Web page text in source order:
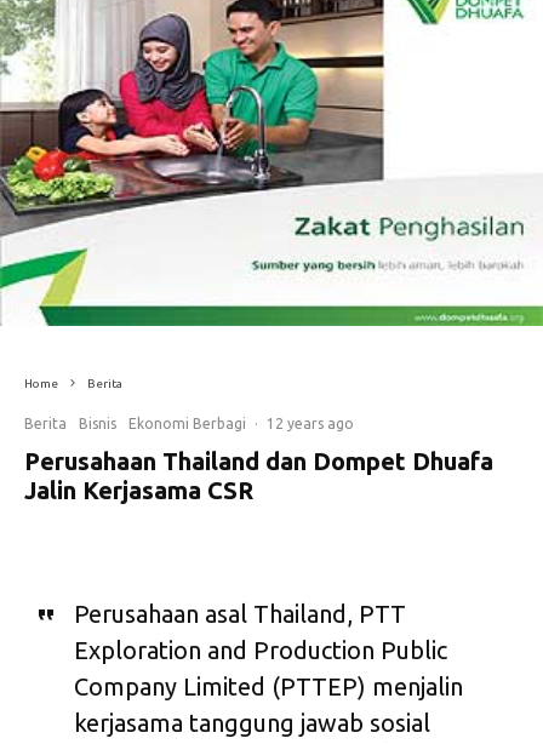
Home Berita
Berita Bisnis Ekonomi Berbagi · 12 years ago
Perusahaan Thailand dan Dompet Dhuafa
Jalin Kerjasama CSR
Perusahaan asal Thailand, PTT
Exploration and Production Public
Company Limited (PTTEP) menjalin
kerjasama tanggung jawab sosial